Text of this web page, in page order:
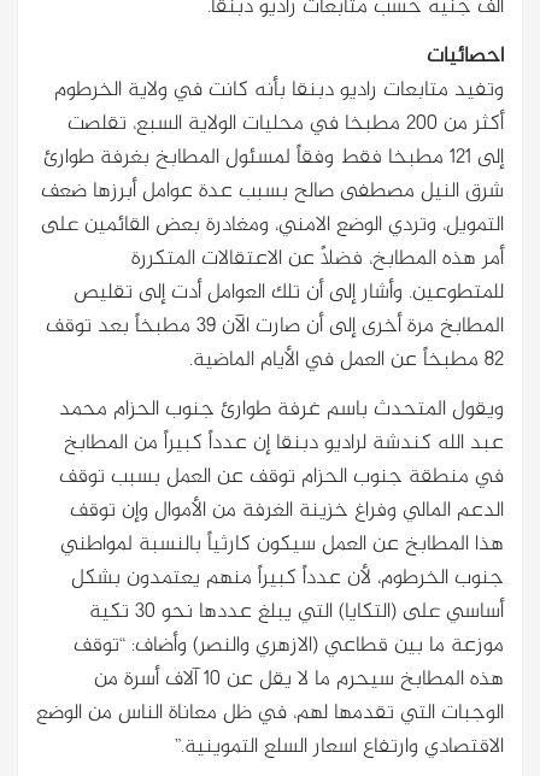
الف جنيه حسب متابعات راديو دبنقا.
احصائيات
وتفيد متابعات راديو دبنقا بأنه كانت في ولاية الخرطوم
أكثر من 200 مطبخا في محليات الولاية السبع، تقلصت
إلى 121 مطبخا فقط وفقاً لمسئول المطابخ بغرفة طوارئ
شرق النيل مصطفى صالح بسبب عدة عوامل أبرزها ضعف
التمويل، وتردي الوضع الامني، ومغادرة بعض القائمين على
أمر هذه المطابخ، فضلاً عن الاعتقالات المتكررة
للمتطوعين. وأشار إلى أن تلك العوامل أدت إلى تقليص
المطابخ مرة أخرى إلى أن صارت الآن 39 مطبخاً بعد توقف
82 مطبخاً عن العمل في الأيام الماضية.
ويقول المتحدث باسم غرفة طوارئ جنوب الحزام محمد
عبد الله كندشة لراديو دبنقا إن عدداً كبيراً من المطابخ
في منطقة جنوب الحزام توقف عن العمل بسبب توقف
الدعم المالي وفراغ خزينة الغرفة من الأموال وإن توقف
هذا المطابخ عن العمل سيكون كارثياً بالنسبة لمواطني
جنوب الخرطوم، لأن عدداً كبيراً منهم يعتمدون بشكل
أساسي على (التكايا) التي يبلغ عددها نحو 30 تكية
موزعة ما بين قطاعي (الازهري والنصر) وأضاف: “توقف
هذه المطابخ سيحرم ما لا يقل عن 10 آلاف أسرة من
الوجبات التي تقدمها لهم، في ظل معاناة الناس من الوضع
الاقتصادي وارتفاع اسعار السلع التموينية.”